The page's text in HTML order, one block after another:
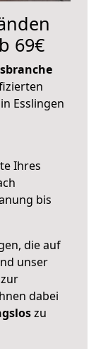
69€
Esslingen
Ihres
bis
die auf
unser
dabei
zu